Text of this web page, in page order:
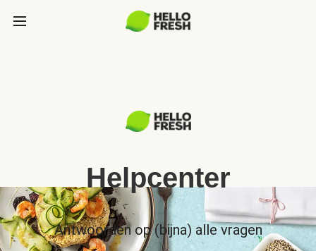
Helpcenter
Antwoorden op (bijna) alle vragen